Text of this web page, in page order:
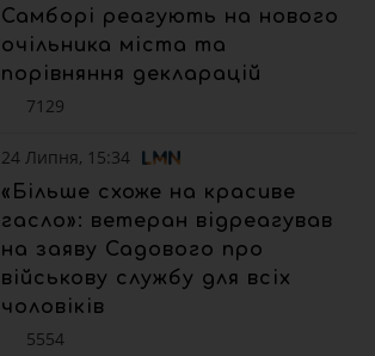
Самборі реагують на нового
очільника міста та
порівняння декларацій
7129
24 Липня, 15:34
«Більше схоже на красиве
гасло»: ветеран відреагував
на заяву Садового про
військову службу для всіх
чоловіків
5554